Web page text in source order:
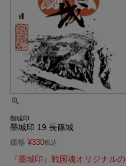
御城印
墨城印 19 長篠城
価格 ¥330税込
『墨城印』戦国魂オリジナルの